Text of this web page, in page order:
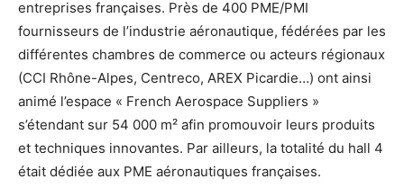
entreprises françaises. Près de 400 PME/PMI
fournisseurs de l’industrie aéronautique, fédérées par les
différentes chambres de commerce ou acteurs régionaux
(CCI Rhône-Alpes, Centreco, AREX Picardie…) ont ainsi
animé l’espace « French Aerospace Suppliers »
s’étendant sur 54 000 m² afin promouvoir leurs produits
et techniques innovantes. Par ailleurs, la totalité du hall 4
était dédiée aux PME aéronautiques françaises.